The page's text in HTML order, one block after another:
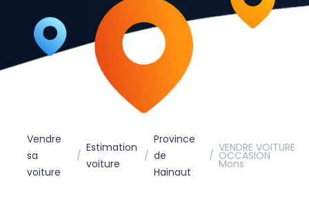
Vendre
sa
voiture
Estimation
voiture
Province
de
Hainaut
VENDRE VOITURE
OCCASION
Mons